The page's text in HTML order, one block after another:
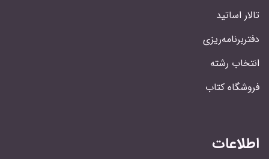
تالار اساتید
دفتربرنامه‌ریزی
انتخاب رشته
فروشگاه کتاب
اطلاعات